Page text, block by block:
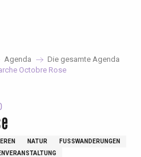
Agenda
Die gesamte Agenda
Octobre Rose
NATUR
FUSSWANDERUNGEN